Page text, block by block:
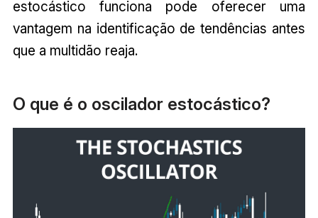
estocástico funciona pode oferecer uma
vantagem na identificação de tendências antes
que a multidão reaja.
O que é o oscilador estocástico?